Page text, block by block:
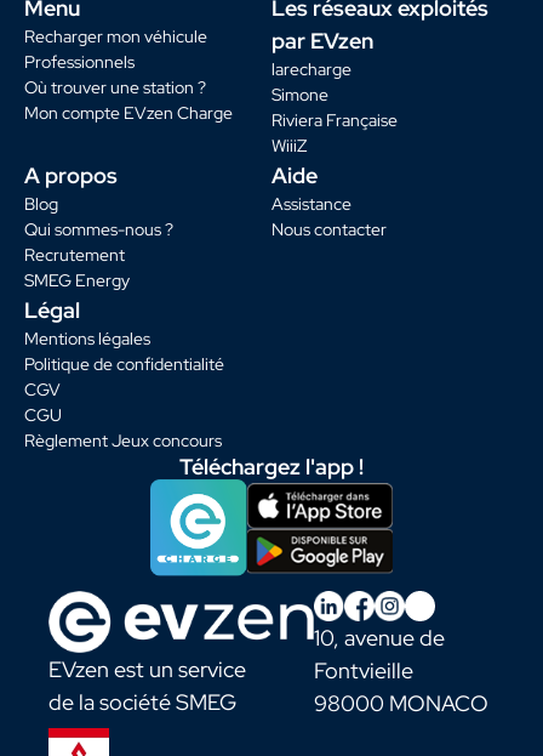
Menu
Recharger mon véhicule
Professionnels
Où trouver une station ?
Mon compte EVzen Charge
Les réseaux exploités
par EVzen
larecharge
Simone
Riviera Française
WiiiZ
A propos
Blog
Qui sommes-nous ?
Recrutement
SMEG Energy
Aide
Assistance
Nous contacter
Légal
Mentions légales
Politique de confidentialité
CGV
CGU
Règlement Jeux concours
Téléchargez l'app !
EVzen est un service
de la société SMEG
10, avenue de
Fontvieille
98000 MONACO